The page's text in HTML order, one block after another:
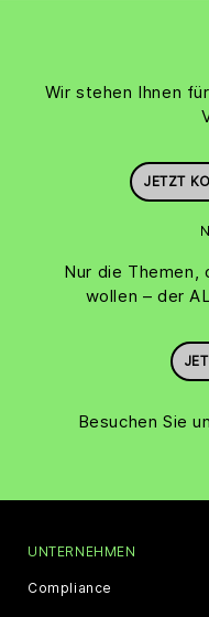
Wir stehen Ihnen
JETZT
Nur die Themen,
wollen – der
Besuchen Sie
UNTERNEHMEN
Compliance